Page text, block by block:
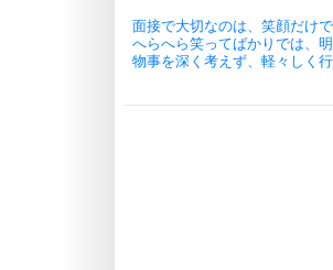
面接で大切なのは、笑顔だけで
へらへら笑ってばかりでは、
物事を深く考えず、軽々しく